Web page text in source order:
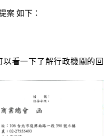
案 如下：
看一下了解行政機關的回